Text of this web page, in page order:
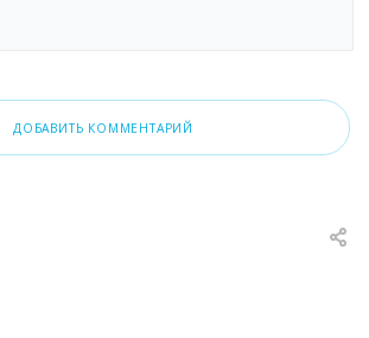
ДОБАВИТЬ КОММЕНТАРИЙ